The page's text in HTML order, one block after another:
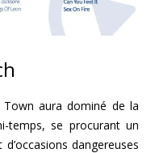
aura dominé de la
temps, se procurant un
dangereuses